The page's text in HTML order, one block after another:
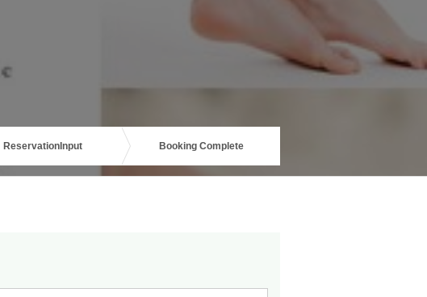
Reservation Input Booking Complete